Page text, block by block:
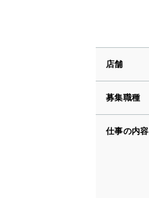
店舗
募集職種
仕事の内容